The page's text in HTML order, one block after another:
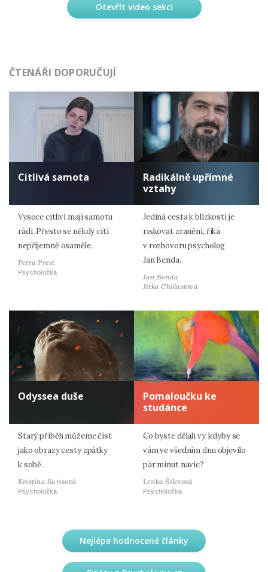
Otevřít video sekci
ČTENÁŘI DOPORUČUJÍ
Citlivá samota
Vysoce citliví mají samotu
rádi. Přesto se někdy cítí
nepříjemně osaměle.
Petra Prest
Psycholožka
Radikálně upřímné
vztahy
Jediná cesta k blízkosti je
riskovat zranění, říká
v rozhovoru psycholog
Jan Benda.
Jan Benda
Jitka Cholastová
Odyssea duše
Starý příběh můžeme číst
jako obrazy cesty zpátky
k sobě.
Kristina Sarisová
Psycholožka
Pomaloučku ke
studánce
Co byste dělali vy, kdyby se
vám ve všedním dnu objevilo
pár minut navíc?
Lenka Šilerová
Psycholožka
Nejlépe hodnocené články